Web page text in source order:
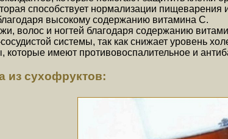
способствует нормализации
высокому содержанию витамина C.
волос и ногтей благодаря содержанию
системы, так как снижает уровень
имеют противовоспалительное и
из сухофруктов: